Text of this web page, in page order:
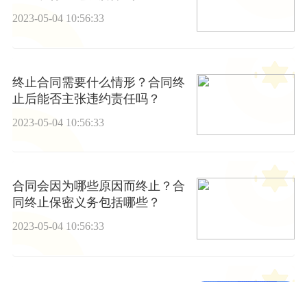
2023-05-04 10:56:33
终止合同需要什么情形？合同终
止后能否主张违约责任吗？
2023-05-04 10:56:33
合同会因为哪些原因而终止？合
同终止保密义务包括哪些？
2023-05-04 10:56:33